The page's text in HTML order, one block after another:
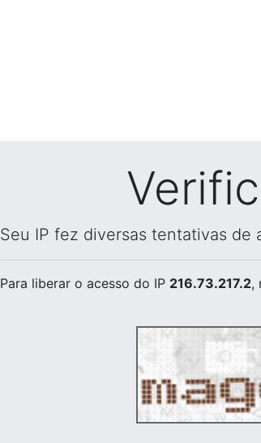
Seu IP fez diversas tentativas de
Para liberar o acesso do IP 216.73.217.2,